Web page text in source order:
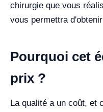
chirurgie que vous
vous permettra
Pourquoi cet
prix ?
La qualité a un coût, et